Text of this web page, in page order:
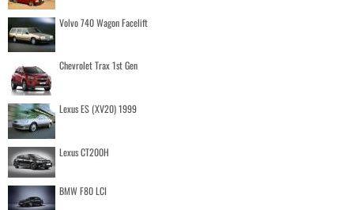
Volvo 740 Wagon Facelift
Chevrolet Trax 1st Gen
Lexus ES (XV20) 1999
Lexus CT200H
BMW F80 LCI